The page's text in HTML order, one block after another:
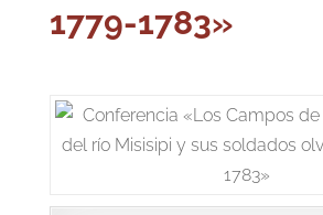
1779-1783»